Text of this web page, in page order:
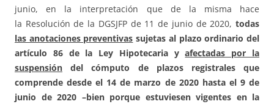
junio, en la interpretación que de la misma hace
la Resolución de la DGSJFP de 11 de junio de 2020, todas
las anotaciones preventivas sujetas al plazo ordinario del
artículo 86 de la Ley Hipotecaria yafectadas por la
suspensión del cómputo de plazos registrales que
comprende desde el 14 de marzo de 2020 hasta el 9 de
junio de 2020 –bien porque estuviesen vigentes en la